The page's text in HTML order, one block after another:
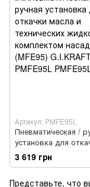
Артикул: PMFE95L
Пневматическая /
установка для
масла и технических
жидкостей с
G.I.KRAFT PMFE95L
3 619 грн
Представьте, что